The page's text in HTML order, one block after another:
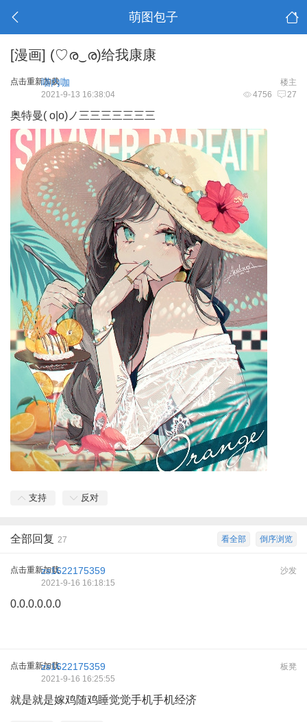
萌图包子
[漫画] (♡ര‿ര)给我康康
点击重新加载 楼主
喵内咖
4756 27
2021-9-13 16:38:04
奥特曼( o|o)ノ三三三三三三三
支持 反对
倒序浏览
看全部
全部回复 27
点击重新加载 沙发
zs1622175359
2021-9-16 16:18:15
0.0.0.0.0.0
点击重新加载 板凳
zs1622175359
2021-9-16 16:25:55
就是就是嫁鸡随鸡睡觉觉手机手机经济